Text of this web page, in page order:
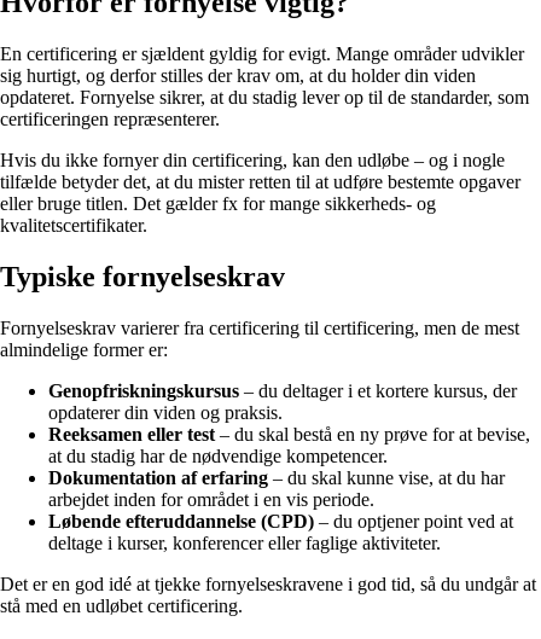
En certificering er sjældent gyldig for evigt. Mange områder udvikler
sig hurtigt, og derfor stilles der krav om, at du holder din viden
opdateret. Fornyelse sikrer, at du stadig lever op til de standarder, som
certificeringen repræsenterer.
Hvis du ikke fornyer din certificering, kan den udløbe – og i nogle
tilfælde betyder det, at du mister retten til at udføre bestemte opgaver
eller bruge titlen. Det gælder fx for mange sikkerheds- og
kvalitetscertifikater.
Typiske fornyelseskrav
Fornyelseskrav varierer fra certificering til certificering, men de mest
almindelige former er:
Genopfriskningskursus – du deltager i et kortere kursus, der
opdaterer din viden og praksis.
Reeksamen eller test – du skal bestå en ny prøve for at bevise,
at du stadig har de nødvendige kompetencer.
Dokumentation af erfaring – du skal kunne vise, at du har
arbejdet inden for området i en vis periode.
Løbende efteruddannelse (CPD) – du optjener point ved at
deltage i kurser, konferencer eller faglige aktiviteter.
Det er en god idé at tjekke fornyelseskravene i god tid, så du undgår at
stå med en udløbet certificering.